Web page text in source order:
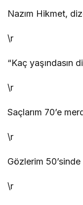
Nazım Hikmet,
\r
“Kaç yaşındasın
\r
Saçlarım 70’e
\r
Gözlerim
\r